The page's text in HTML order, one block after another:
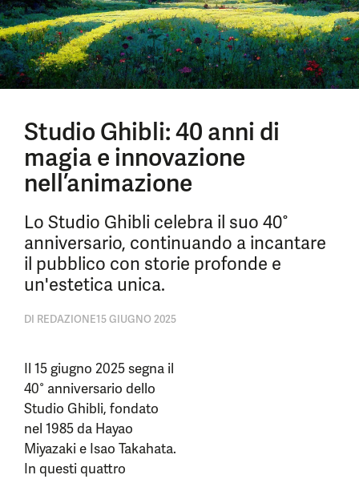
Studio Ghibli: 40 anni di
magia e innovazione
nell’animazione
Lo Studio Ghibli celebra il suo 40°
anniversario, continuando a incantare
il pubblico con storie profonde e
un'estetica unica.
DI REDAZIONE15 GIUGNO 2025
Il 15 giugno 2025 segna il
40° anniversario dello
Studio Ghibli, fondato
nel 1985 da Hayao
Miyazaki e Isao Takahata.
In questi quattro